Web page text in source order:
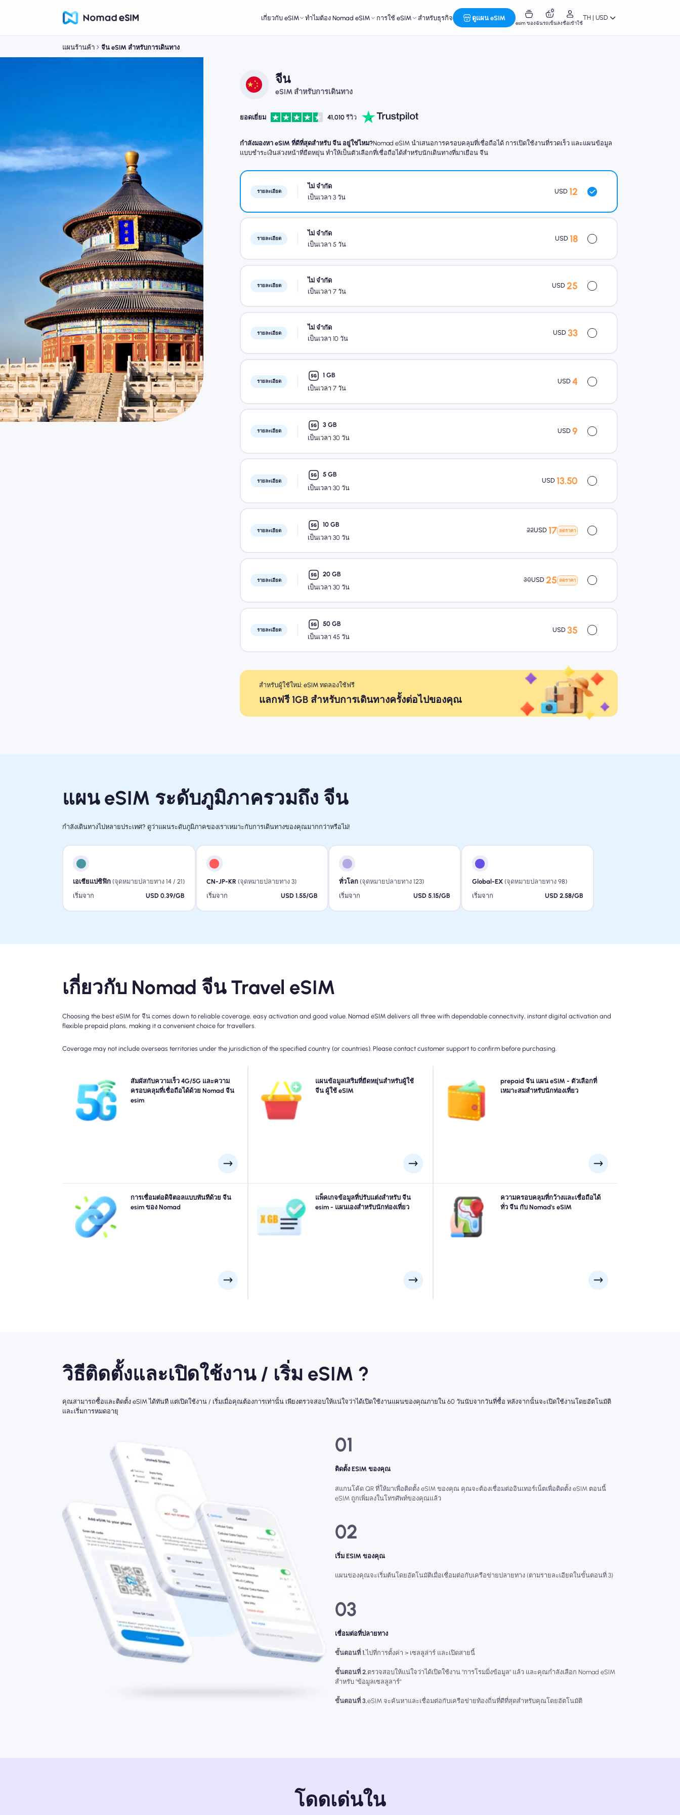
เกี่ยวกับ eSIM ทำไมต้อง Nomad eSIM การใช้ eSIM สำหรับธุรกิจ ดูแผน eSIM
esim ของฉัน
0
รถเข็นลงชื่อเข้าใช้
TH | USD
แผนร้านค้า จีน eSIM สำหรับการเดินทาง
จีน
eSIM สำหรับการเดินทาง
ยอดเยี่ยม 41,010 รีวิว
กำลังมองหา eSIM ที่ดีที่สุดสำหรับ จีน อยู่ใช่ไหม?Nomad eSIM นำเสนอการครอบคลุมที่เชื่อถือได้ การเปิดใช้งานที่รวดเร็ว และแผนข้อมูล
แบบชำระเงินล่วงหน้าที่ยืดหยุ่น ทำให้เป็นตัวเลือกที่เชื่อถือได้สำหรับนักเดินทางที่มาเยือน จีน
รายละเอียด
ไม่ จำกัด
เป็นเวลา 3 วัน
USD 12
รายละเอียด
ไม่ จำกัด
เป็นเวลา 5 วัน
USD 18
รายละเอียด
ไม่ จำกัด
เป็นเวลา 7 วัน
USD 25
รายละเอียด
ไม่ จำกัด
เป็นเวลา 10 วัน
USD 33
รายละเอียด
1 GB
เป็นเวลา 7 วัน
USD 4
รายละเอียด
3 GB
เป็นเวลา 30 วัน
USD 9
รายละเอียด
5 GB
เป็นเวลา 30 วัน
USD 13.50
รายละเอียด
10 GB
เป็นเวลา 30 วัน
22USD 17 ลดราคา
รายละเอียด
20 GB
เป็นเวลา 30 วัน
30USD 25 ลดราคา
รายละเอียด
50 GB
เป็นเวลา 45 วัน
USD 35
สำหรับผู้ใช้ใหม่: eSIM ทดลองใช้ฟรี
แลกฟรี 1GB สำหรับการเดินทางครั้งต่อไปของคุณ
แผน eSIM ระดับภูมิภาครวมถึง จีน
กำลังเดินทางไปหลายประเทศ? ดูว่าแผนระดับภูมิภาคของเราเหมาะกับการเดินทางของคุณมากกว่าหรือไม่!
เอเชียแปซิฟิก (จุดหมายปลายทาง 14 / 21)
เริ่มจาก
USD 0.39/GB
CN-JP-KR (จุดหมายปลายทาง 3)
เริ่มจาก
USD 1.55/GB
ทั่วโลก (จุดหมายปลายทาง 123)
เริ่มจาก
USD 5.15/GB
Global-EX(จุดหมายปลายทาง 98)
เริ่มจาก
USD 2.58/GB
เกี่ยวกับ Nomad จีน Travel eSIM
Choosing the best eSIM for จีน comes down to reliable coverage, easy activation and good value. Nomad eSIM delivers all three with dependable connectivity, instant digital activation and
flexible prepaid plans, making it a convenient choice for travellers.
Coverage may not include overseas territories under the jurisdiction of the specified country (or countries). Please contact customer support to confirm before purchasing.
สัมผัสกับความเร็ว 4G/5G และความ
ครอบคลุมที่เชื่อถือได้ด้วย Nomad จีน
esim
สัมผัสประสบการณ์การเชื่อมต่อ 5G, 4G กับการเดินทางของ
Nomad จีน Travel esim โปรดตรวจสอบรายละเอียดแผน
ของคุณสำหรับความพร้อมใช้งานและความเร็วของเครือ
ข่ายเฉพาะเนื่องจากความครอบคลุมอาจแตกต่างกันไปตาม
แผนข้อมูลเสริมที่ยืดหยุ่นสำหรับผู้ใช้
จีน ผู้ใช้ eSIM
ต้องการข้อมูลเพิ่มเติมหรือขยายแผนของคุณ? เพียงซื้อ Add-
on ไปยัง จีน ของคุณเพื่อเพลิดเพลินกับการเชื่อมต่อ 5G/4G ที่
ไร้รอยต่อต่อไป เมื่อแผนเริ่มต้นของคุณหมดอายุส่วนเสริม
ของคุณจะเปิดใช้งานการเก็บรักษาโดยอัตโนมัติที่คุณเชื่อม
prepaid จีน แผน eSIM - ตัวเลือกที่
เหมาะสมสำหรับนักท่องเที่ยว
เลือกแผนการจ่ายล่วงหน้าของเรา จีน แผน eSIM สำหรับการ
เชื่อมต่อ 4G/5G ที่ไม่ยุ่งยาก จ่ายล่วงหน้าเพื่อหลีกเลี่ยงการ
เรียกเก็บเงินหลังการเดินทางที่น่าประหลาดใจและควบคุม
การใช้ข้อมูลและค่าใช้จ่ายของคุณอย่างสมบูรณ์
การเชื่อมต่อดิจิตอลแบบทันทีด้วย จีน
esim ของ Nomad
ข้ามคิวและลืมซิมทางกายภาพ เปิดใช้งาน Nomad ของคุณ
จีน eSIM ทันทีจากอุปกรณ์ของคุณสำหรับการเชื่อมต่อ
4G/5G อย่างรวดเร็ว ออนไลน์ทันทีที่คุณมาถึงสนามบินโดย
แพ็คเกจข้อมูลที่ปรับแต่งสำหรับ จีน
esim - แผนเองสำหรับนักท่องเที่ยว
เดินทางไปที่ ปักกิ่ง, เซี่ยงไฮ้, กว่างโจว หรือที่ใดก็ได้ใน จีน?
เลือกแพ็คเกจข้อมูล จีน ของเราที่ออกแบบมาเพื่อให้เหมาะกับ
ทุกความต้องการพร้อมการเชื่อมต่อ 4G/5G ที่ราบรื่น eSIMs
ของเราบางส่วนต้องการการเปิดใช้งานด้วยตนเองโปรดตรวจ
ความครอบคลุมที่กว้างและเชื่อถือได้
ทั่ว จีน กับ Nomad's eSIM
สำรวจ จีน ด้วยความมั่นใจโดยใช้ จีน eSIM ของ Nomad
เสนอความครอบคลุม 4G/5G ที่เชื่อถือได้จากเมืองใหญ่ ๆ
เช่น ปักกิ่ง, เซี่ยงไฮ้, กว่างโจว ไปยังจุดชมวิวระยะไกล ติดต่อ
วิธีติดตั้งและเปิดใช้งาน / เริ่ม eSIM ?
คุณสามารถซื้อและติดตั้ง eSIM ได้ทันที แต่เปิดใช้งาน / เริ่มเมื่อคุณต้องการเท่านั้น เพียงตรวจสอบให้แน่ใจว่าได้เปิดใช้งานแผนของคุณภายใน 60 วันนับจากวันที่ซื้อ หลังจากนั้นจะเปิดใช้งานโดยอัตโนมัติ
และเริ่มการหมดอายุ
01
ติดตั้ง ESIM ของคุณ
สแกนโค้ด QR ที่ให้มาเพื่อติดตั้ง eSIM ของคุณ คุณจะต้องเชื่อมต่ออินเทอร์เน็ตเพื่อติดตั้ง eSIM ตอนนี้
eSIM ถูกเพิ่มลงในโทรศัพท์ของคุณแล้ว
02
เริ่ม ESIM ของคุณ
แผนของคุณจะเริ่มต้นโดยอัตโนมัติเมื่อเชื่อมต่อกับเครือข่ายปลายทาง (ตามรายละเอียดในขั้นตอนที่ 3)
03
เชื่อมต่อที่ปลายทาง
ขั้นตอนที่ 1.ไปที่การตั้งค่า > เซลลูล่าร์ และเปิดสายนี้
ขั้นตอนที่ 2.ตรวจสอบให้แน่ใจว่าได้เปิดใช้งาน "การโรมมิ่งข้อมูล" แล้ว และคุณกำลังเลือก Nomad eSIM
สำหรับ "ข้อมูลเซลลูลาร์"
ขั้นตอนที่ 3.eSIM จะค้นหาและเชื่อมต่อกับเครือข่ายท้องถิ่นที่ดีที่สุดสำหรับคุณโดยอัตโนมัติ
โดดเด่นใน